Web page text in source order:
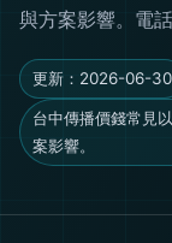
與方案影響。電
更新：2026-06-30
台中傳播價錢常見
案影響。